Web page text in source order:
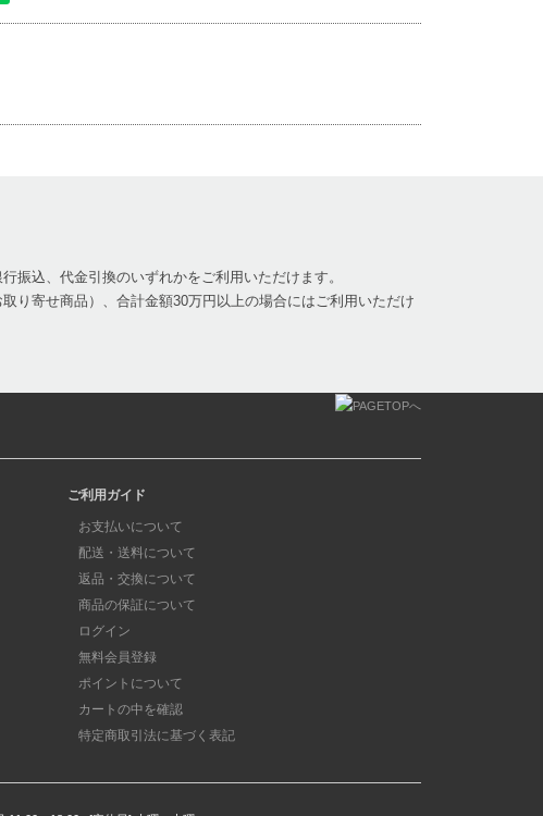
振込、代金引換のいずれかをご利用いただけます。
り寄せ商品）、合計金額30万円以上の場合にはご利用いただけ
ご利用ガイド
お支払いについて
配送・送料について
返品・交換について
商品の保証について
ログイン
無料会員登録
ポイントについて
カートの中を確認
特定商取引法に基づく表記